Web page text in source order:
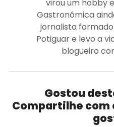
virou um hobby
Gastronômica
jornalista
Potiguar e levo a
blogueiro
Gostou
Compartilhe com